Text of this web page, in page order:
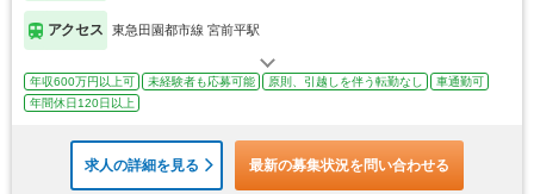
アクセス 東急田園都市線 宮前平駅
年収600万円以上可 未経験者も応募可能 原則、引越しを伴う転勤なし
車通勤可
年間休日120日以上
求人の詳細を見る 最新の募集状況を問い合わせる